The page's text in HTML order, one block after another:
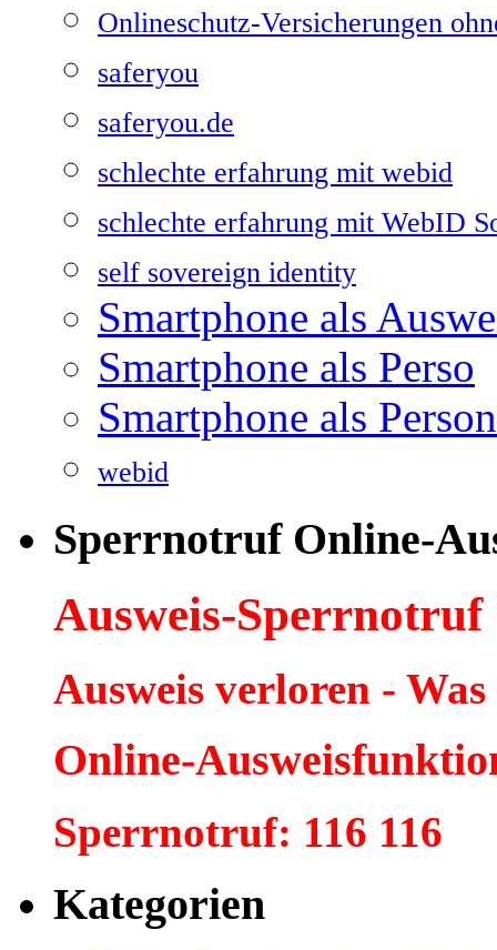
Onlineschutz-Versicherungen
saferyou
saferyou.de
schlechte erfahrung mit webid
schlechte erfahrung mit WebID
self sovereign identity
Smartphone als
Smartphone als Perso
Smartphone als
webid
Sperrnotruf Online-
Ausweis-Sperrnotruf
Ausweis verloren -
Online-
Sperrnotruf: 116 116
Kategorien